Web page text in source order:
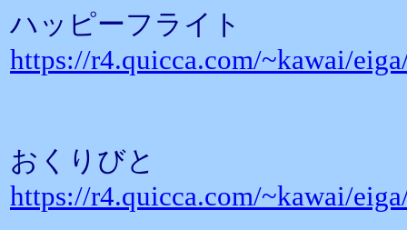
ハッピーフライト
https://r4.quicca.com/~kawai/
おくりびと
https://r4.quicca.com/~kawai/